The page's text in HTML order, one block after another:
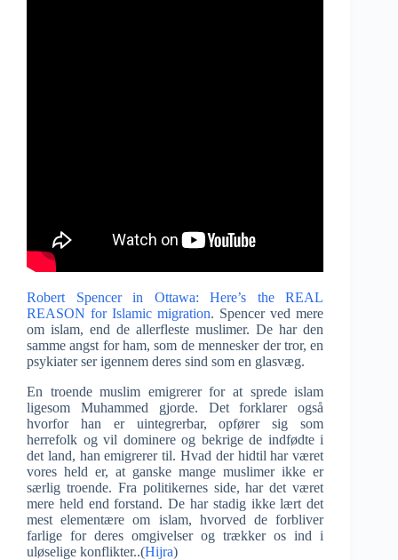
Robert Spencer in Ottawa: Here’s the REAL
REASON for Islamic migration. Spencer ved mere
om islam, end de allerfleste muslimer. De har den
samme angst for ham, som de mennesker der tror, en
psykiater ser igennem deres sind som en glasvæg.
En troende muslim emigrerer for at sprede islam
ligesom Muhammed gjorde. Det forklarer også
hvorfor han er uintegrerbar, opfører sig som
herrefolk og vil dominere og bekrige de indfødte i
det land, han emigrerer til. Hvad der hidtil har været
vores held er, at ganske mange muslimer ikke er
særlig troende. Fra politikernes side, har det været
mere held end forstand. De har stadig ikke lært det
mest elementære om islam, hvorved de forbliver
farlige for deres omgivelser og trækker os ind i
uløselige konflikter..(Hijra)